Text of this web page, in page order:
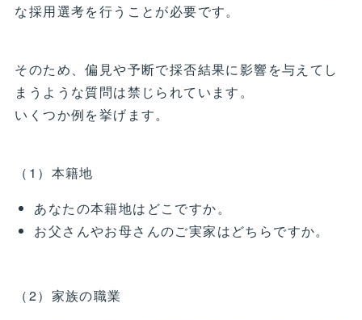
な採用選考を行うことが必要です。
そのため、偏見や予断で採否結果に影響を与えてし
まうような質問は禁じられています。
いくつか例を挙げます。
（1）本籍地
あなたの本籍地はどこですか。
お父さんやお母さんのご実家はどちらですか。
（2）家族の職業